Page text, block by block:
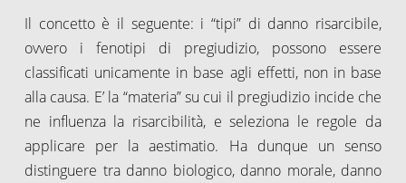
Il concetto è il seguente: i “tipi” di danno risarcibile,
ovvero i fenotipi di pregiudizio, possono essere
classificati unicamente in base agli effetti, non in base
alla causa. E’ la “materia” su cui il pregiudizio incide che
ne influenza la risarcibilità, e seleziona le regole da
applicare per la aestimatio. Ha dunque un senso
distinguere tra danno biologico, danno morale, danno